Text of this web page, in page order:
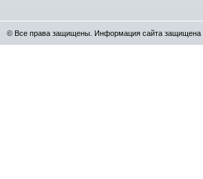
© Все права защищены. Информация сайта защищена